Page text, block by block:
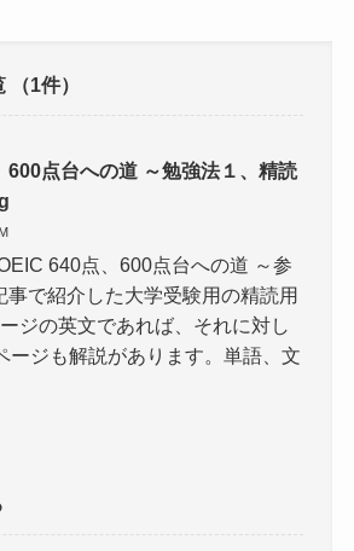
（1件）
600点台への道 ～勉強法１、精読
640点、600点台への道 ～参
事で紹介した大学受験用の精読用
ジの英文であれば、それに対し
ージも解説があります。単語、文